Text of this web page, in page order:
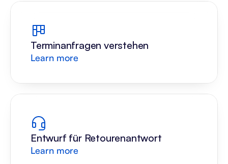
Terminanfragen verstehen
Learn more
Entwurf für Retourenantwort
Learn more